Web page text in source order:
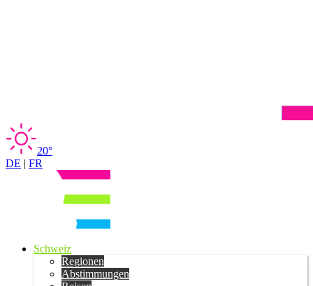
20°
DE | FR
Schweiz
Regionen
Abstimmungen